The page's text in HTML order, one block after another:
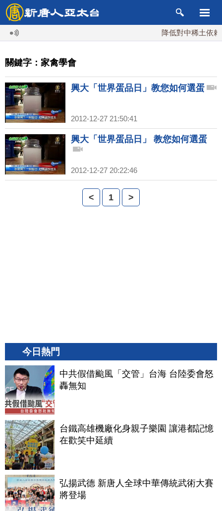
降低對中稀土依賴
關鍵字：家禽學會
興大「世界蛋品日」教您如何選蛋
2012-12-27 21:50:41
興大「世界蛋品日」 教您如何選蛋
2012-12-27 20:22:46
< 1 >
今日熱門
中共假借颱風「交管」台海 台陸委會怒
轟無知
台鐵高雄機廠化身親子樂園 讓港都記憶
在歡笑中延續
弘揚武德 新唐人全球中華傳統武術大賽
將登場